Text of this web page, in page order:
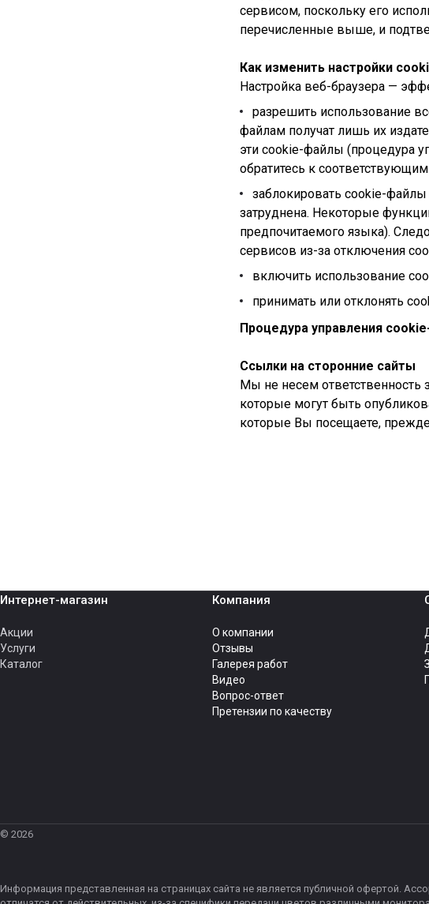
сервисом, поскольку его
перечисленные выше, и
Как изменить настройки
Настройка веб-браузера —
разрешить использование
файлам получат лишь их
эти cookie-файлы (процедура
обратитесь к
заблокировать cookie-файлы
затруднена. Некоторые
предпочитаемого языка).
сервисов из-за отключения
включить использование
принимать или отклонять
Процедура управления
Ссылки на сторонние сайты
Мы не несем ответственность
которые могут быть
которые Вы посещаете,
Интернет-магазин
Акции
Услуги
Каталог
Компания
О компании
Отзывы
Галерея работ
Видео
Вопрос-ответ
Претензии по качеству
© 2026
Информация представленная на страницах сайта не является публичной офертой.